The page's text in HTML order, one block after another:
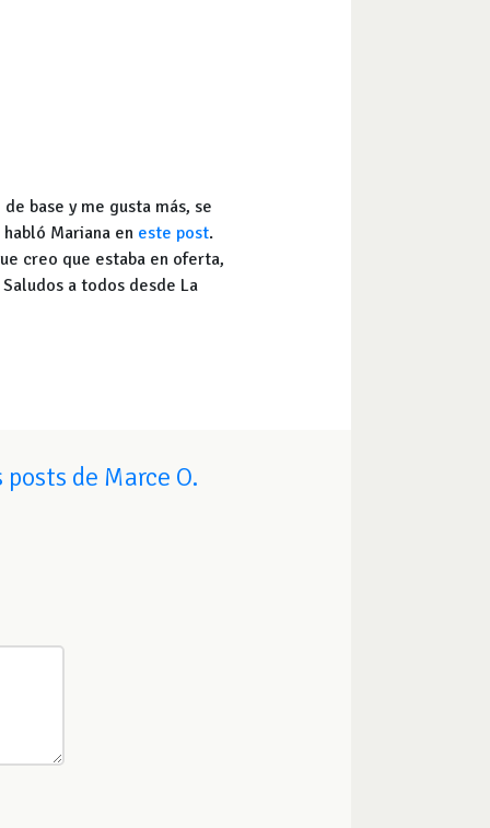
base y me gusta más, se
Mariana en este post.
creo que estaba en oferta,
a todos desde La
posts de Marce O.